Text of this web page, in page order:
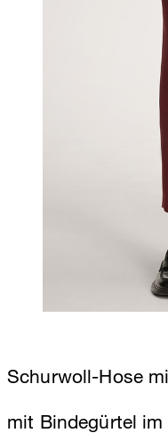
Schurwoll-Hose
mit Bindegürtel